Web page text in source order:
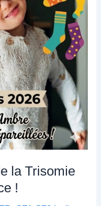
la Trisomie
!